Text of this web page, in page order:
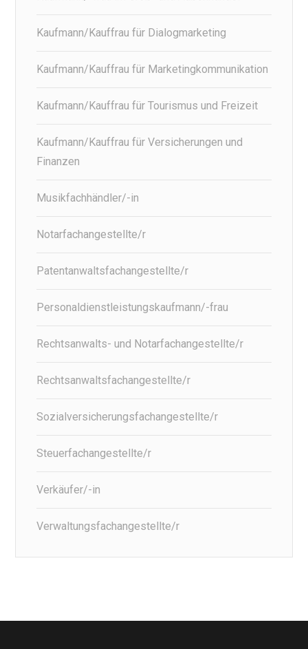
Kaufmann/Kauffrau für Dialogmarketing
Kaufmann/Kauffrau für Marketingkommunikation
Kaufmann/Kauffrau für Tourismus und Freizeit
Kaufmann/Kauffrau für Versicherungen und
Finanzen
Musikfachhändler/-in
Notarfachangestellte/r
Patentanwaltsfachangestellte/r
Personaldienstleistungskaufmann/-frau
Rechtsanwalts- und Notarfachangestellte/r
Rechtsanwaltsfachangestellte/r
Sozialversicherungsfachangestellte/r
Steuerfachangestellte/r
Verkäufer/-in
Verwaltungsfachangestellte/r